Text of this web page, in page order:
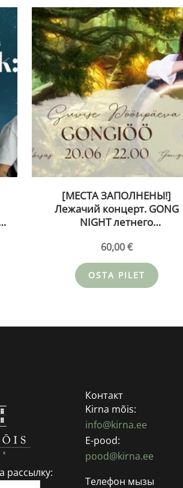
[МЕСТА ЗАПОЛНЕНЫ!]
Лежачий концерт. GONG
NIGHT летнего
Кирна – Tiina Karjatse 20.06.26
60,00€
OSTA PILET
рассылку:
Контакт
Kirna mõis:
info@kirna.ee
E-pood:
pood@kirna.ee
Телефон мызы